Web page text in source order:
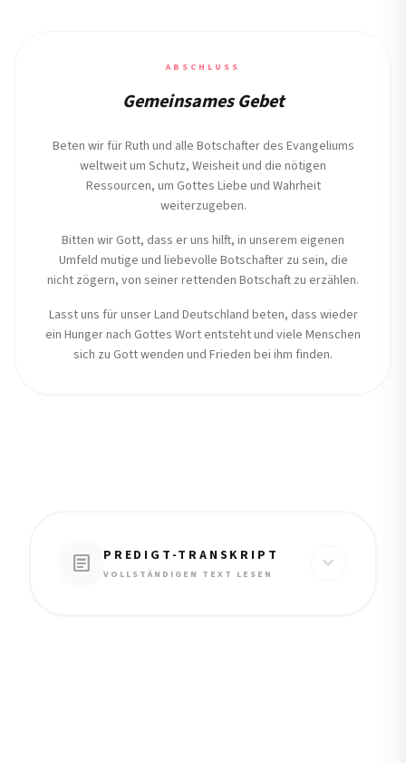
ABSCHLUSS
Gemeinsames Gebet
Beten wir für Ruth und alle Botschafter des Evangeliums
weltweit um Schutz, Weisheit und die nötigen
Ressourcen, um Gottes Liebe und Wahrheit
weiterzugeben.
Bitten wir Gott, dass er uns hilft, in unserem eigenen
Umfeld mutige und liebevolle Botschafter zu sein, die
nicht zögern, von seiner rettenden Botschaft zu erzählen.
Lasst uns für unser Land Deutschland beten, dass wieder
ein Hunger nach Gottes Wort entsteht und viele Menschen
sich zu Gott wenden und Frieden bei ihm finden.
article PREDIGT-TRANSKRIPT
VOLLSTÄNDIGEN TEXT LESEN expand_more